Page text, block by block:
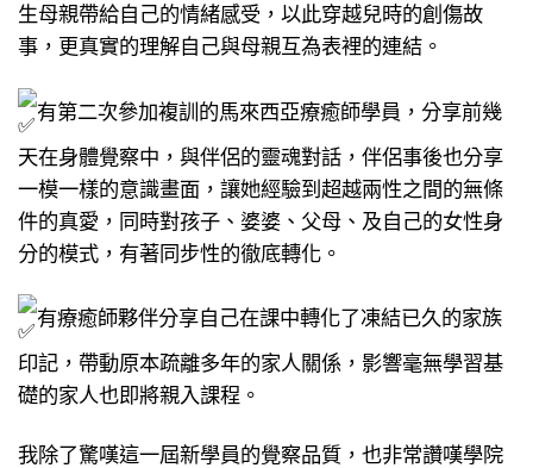
生母親帶給自己的情緒感受，以此穿越兒時的創傷故
事，更真實的理解自己與母親互為表裡的連結。
有第二次參加複訓的馬來西亞療癒師學員，分享前幾
天在身體覺察中，與伴侶的靈魂對話，伴侶事後也分享
一模一樣的意識畫面，讓她經驗到超越兩性之間的無條
件的真愛，同時對孩子、婆婆、父母、及自己的女性身
分的模式，有著同步性的徹底轉化。
有療癒師夥伴分享自己在課中轉化了凍結已久的家族
印記，帶動原本疏離多年的家人關係，影響毫無學習基
礎的家人也即將親入課程。
我除了驚嘆這一屆新學員的覺察品質，也非常讚嘆學院